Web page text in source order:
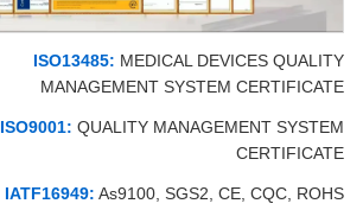
ISO13485: MEDICAL DEVICES QUALITY
MANAGEMENT SYSTEM CERTIFICATE
ISO9001: QUALITY MANAGEMENT SYSTEM
CERTIFICATE
IATF16949: As9100, SGS2, CE, CQC, ROHS